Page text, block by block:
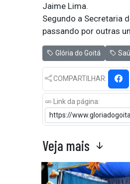
Jaime Lima.
Segundo a Secretaria
passando por outras
Glória do Goitá
COMPARTILHAR:
Link da página:
Veja mais